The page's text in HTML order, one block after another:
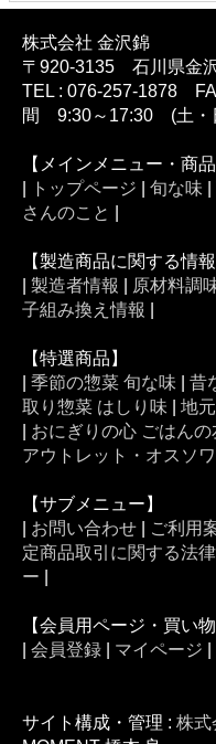
株式会社 金沢錦
〒920-3135 石川県金
TEL : 076-257-1878
間 9:30～17:30 (土・
【メインメニュー・商品
トップページ 旬な味
さんのこと
【製造商品に関する情報
製造者情報 原材料調
子組み換え情報
【特選商品】
季節の惣菜 旬な味 昔
取り惣菜 はしり味
地
おにぎりの心 ごはんの
アウトレット・オスソ
【サブメニュー】
お問い合わせ ご利用
定商品取引に関する法
ー
【会員用ページ・買い物
会員登録 マイページ
サイト構成・管理 : 株式